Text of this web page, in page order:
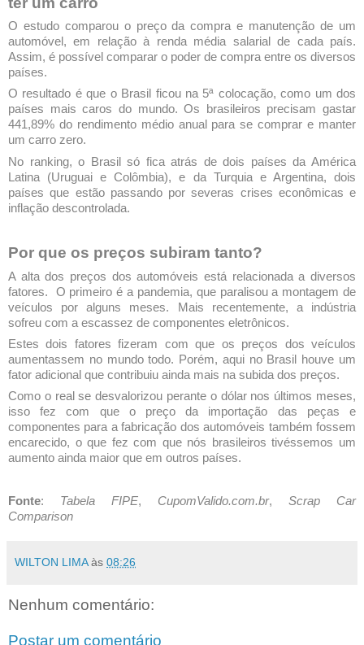
O estudo comparou o preço da compra e manutenção de um
automóvel, em relação à renda média salarial de cada país.
Assim, é possível comparar o poder de compra entre os diversos
países.
O resultado é que o Brasil ficou na 5ª colocação, como um dos
países mais caros do mundo. Os brasileiros precisam gastar
441,89% do rendimento médio anual para se comprar e manter
um carro zero.
No ranking, o Brasil só fica atrás de dois países da América
Latina (Uruguai e Colômbia), e da Turquia e Argentina, dois
países que estão passando por severas crises econômicas e
inflação descontrolada.
Por que os preços subiram tanto?
A alta dos preços dos automóveis está relacionada a diversos
fatores. O primeiro é a pandemia, que paralisou a montagem de
veículos por alguns meses. Mais recentemente, a indústria
sofreu com a escassez de componentes eletrônicos.
Estes dois fatores fizeram com que os preços dos veículos
aumentassem no mundo todo. Porém, aqui no Brasil houve um
fator adicional que contribuiu ainda mais na subida dos preços.
Como o real se desvalorizou perante o dólar nos últimos meses,
isso fez com que o preço da importação das peças e
componentes para a fabricação dos automóveis também fossem
encarecido, o que fez com que nós brasileiros tivéssemos um
aumento ainda maior que em outros países.
Fonte: Tabela FIPE, CupomValido.com.br, Scrap Car
Comparison
WILTON LIMA às 08:26
Nenhum comentário:
Postar um comentário